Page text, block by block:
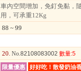
車內空間增加，免釘免黏，
用，可承重12Kg
88 ~ 99
20. No.82108083002 數量:5
限量優惠
好好吃！散發奶油